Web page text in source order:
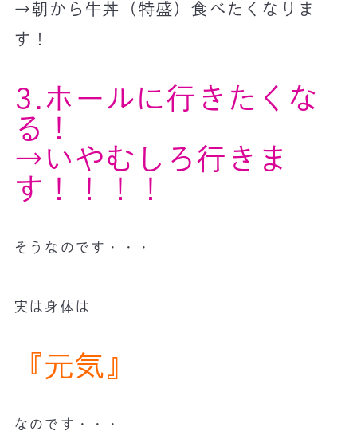
→朝から牛丼（特盛）食べたくなりま
す！
3.ホールに行きたくな
る！
→いやむしろ行きま
す！！！！
そうなのです・・・
実は身体は
『元気』
なのです・・・